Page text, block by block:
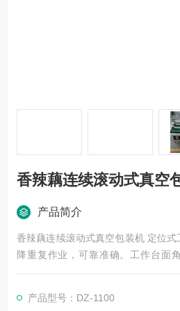
香辣藕连续滚动式真空
产品简介
香辣藕连续滚动式真空包装机 定位
降重复作业，可靠准确。工作台面
高，非常适合带汤汁食品的真空（
口径气路、无触点控制、工作计数
好的使用性能。
产品型号：DZ-1100